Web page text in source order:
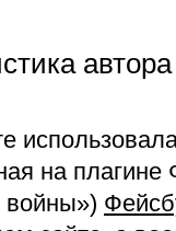
на
войны»)